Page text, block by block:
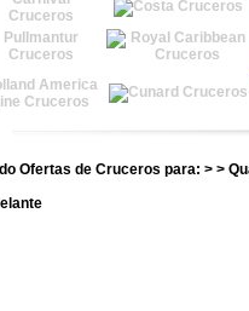
Ofertas de Cruceros para: > >